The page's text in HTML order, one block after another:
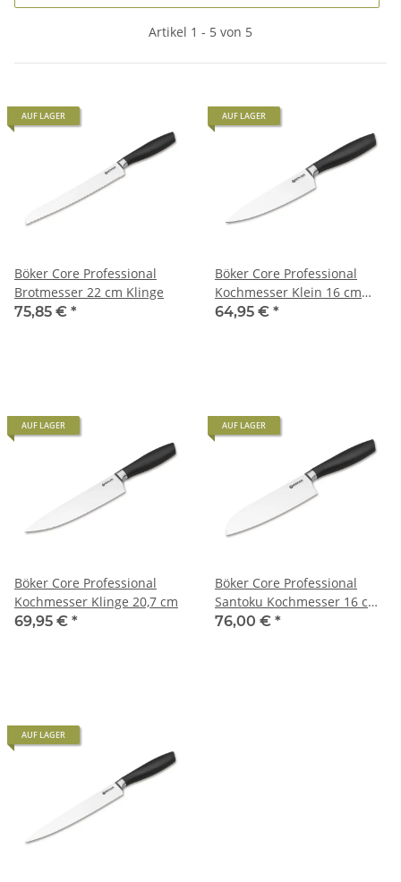
Artikel 1 - 5 von 5
AUF LAGER
Böker Core Professional
Brotmesser 22 cm Klinge
75,85 € *
AUF LAGER
Böker Core Professional
Kochmesser Klein 16 cm
Klinge
64,95 € *
AUF LAGER
Böker Core Professional
Kochmesser Klinge 20,7 cm
69,95 € *
AUF LAGER
Böker Core Professional
Santoku Kochmesser 16 cm
Klinge
76,00 € *
AUF LAGER